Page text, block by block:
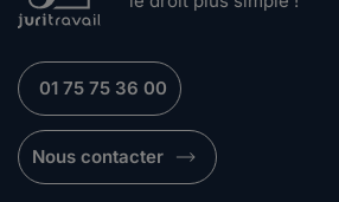
01 75 75 36 00
Nous contacter